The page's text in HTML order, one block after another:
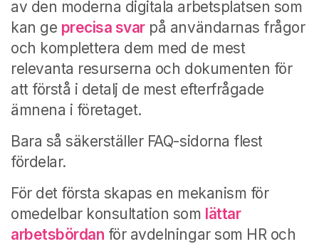
av den moderna digitala arbetsplatsen som
kan ge precisa svarpå användarnas frågor
och komplettera dem med de mest
relevanta resurserna och dokumenten för
att förstå i detalj de mest efterfrågade
ämnena i företaget.
Bara så säkerställer FAQ-sidorna flest
fördelar.
För det första skapas en mekanism för
omedelbar konsultation som lättar
arbetsbördan för avdelningar som HR och